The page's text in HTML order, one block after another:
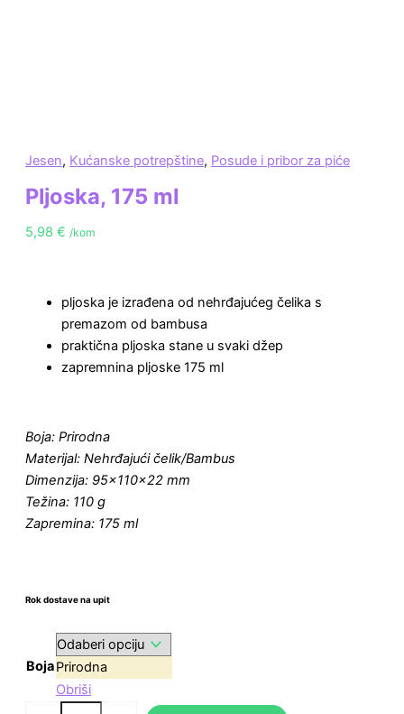
Jesen, Kućanske potrepštine, Posude i pribor za piće
Pljoska, 175 ml
5,98 € /kom
pljoska je izrađena od nehrđajućeg čelika s
premazom od bambusa
praktična pljoska stane u svaki džep
zapremnina pljoske 175 ml
Boja: Prirodna
Materijal: Nehrđajući čelik/Bambus
Dimenzija: 95x110x22 mm
Težina: 110 g
Zapremina: 175 ml
Rok dostave na upit
BojaPrirodna
Obriši